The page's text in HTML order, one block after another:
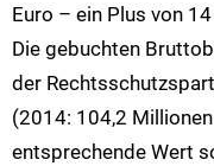
Euro – ein Plus von
Die gebuchten
der
(2014: 104,2
entsprechende Wert